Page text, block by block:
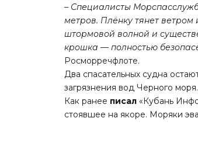
– Специалисты
метров. Плёнку тянет
штормовой волной и
крошка — полностью
Росморречфлоте.
Два спасательных судна
загрязнения вод Черного
Как ранее писал «Кубань
стоявшее на якоре. Моряки